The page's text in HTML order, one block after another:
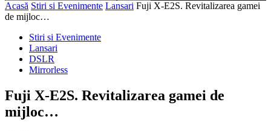
Acasă Stiri si Evenimente Lansari Fuji X-E2S. Revitalizarea gamei
de mijloc…
Stiri si Evenimente
Lansari
DSLR
Mirrorless
Fuji X-E2S. Revitalizarea gamei de
mijloc…